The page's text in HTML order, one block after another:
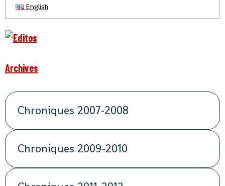
English
Archives
Chroniques 2007-2008
Chroniques 2009-2010